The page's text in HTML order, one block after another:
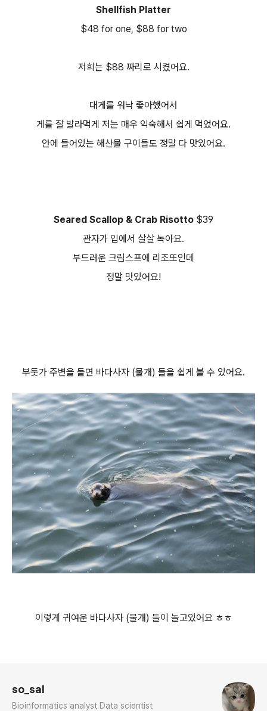
Shellfish Platter
$48 for one, $88 for two
저희는 $88 짜리로 시켰어요.
대게를 워낙 좋아했어서
게를 잘 발라먹게 저는 매우 익숙해서 쉽게 먹었어요.
안에 들어있는 해산물 구이들도 정말 다 맛있어요.
Seared Scallop & Crab Risotto $39
관자가 입에서 살살 녹아요.
부드러운 크림스프에 리조또인데
정말 맛있어요!
부둣가 주변을 돌면 바다사자 (물개) 들을 쉽게 볼 수 있어요.
이렇게 귀여운 바다사자 (물개) 들이 놀고있어요 ㅎㅎ
so_sal
Bioinformatics analyst Data scientist